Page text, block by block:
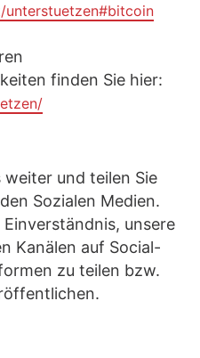
finden Sie hier:
und teilen Sie
Sozialen Medien.
unsere
Kanälen auf Social-
zu teilen bzw.